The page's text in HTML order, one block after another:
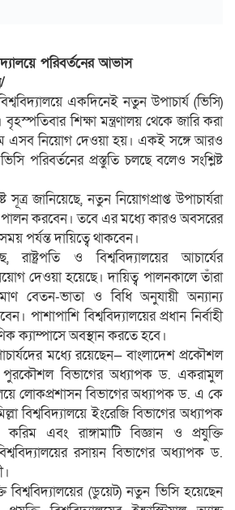
পরিবর্তনের আভাস
একদিনেই নতুন উপাচার্য (ভিসি)
শিক্ষা মন্ত্রণালয় থেকে জারি করা
এসব নিয়োগ দেওয়া হয়। একই সঙ্গে আরও
পরিবর্তনের প্রস্তুতি চলছে বলেও সংশ্লিষ্ট
সূত্র জানিয়েছে, নতুন নিয়োগপ্রাপ্ত উপাচার্যরা
পালন করবেন। তবে এর মধ্যে কারও অবসরের
পর্যন্ত দায়িত্বে থাকবেন।
রাষ্ট্রপতি ও বিশ্ববিদ্যালয়ের আচার্যের
দেওয়া হয়েছে। দায়িত্ব পালনকালে তাঁরা
বেতন-ভাতা ও বিধি অনুযায়ী অন্যান্য
পাশাপাশি বিশ্ববিদ্যালয়ের প্রধান নির্বাহী
ক্যাম্পাসে অবস্থান করতে হবে।
মধ্যে রয়েছেন— বাংলাদেশ প্রকৌশল
এ পুরকৌশল বিভাগের অধ্যাপক ড. একরামুল
লোকপ্রশাসন বিভাগের অধ্যাপক ড. এ কে
বিশ্ববিদ্যালয়ে ইংরেজি বিভাগের অধ্যাপক
এবং রাঙ্গামাটি বিজ্ঞান ও প্রযুক্তি
বিশ্ববিদ্যালয়ের রসায়ন বিভাগের অধ্যাপক ড.
বিশ্ববিদ্যালয়ের (ডুয়েট) নতুন ভিসি হয়েছেন